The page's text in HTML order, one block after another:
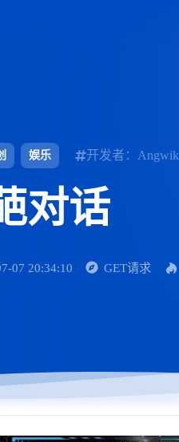
娱乐 开发者：Angwik
对话
07 20:34:10 GET请求